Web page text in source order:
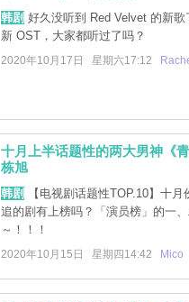
韩剧 好久没听到 Red Velvet 的新
新 OST，大家都听过了吗？
2020年10月17日 星期六17:12
十月上半话题性的两大男神《
栋旭
韩剧 【电视剧话题性TOP.10】十
追的剧有上榜吗？「演员榜」的一
～！！！
2020年10月15日 星期四14:42 Mico